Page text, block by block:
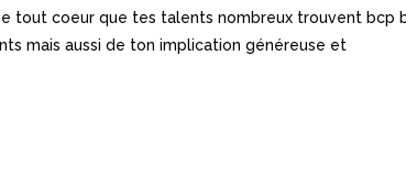
tout coeur que tes talents nombreux trouvent bcp
mais aussi de ton implication généreuse et